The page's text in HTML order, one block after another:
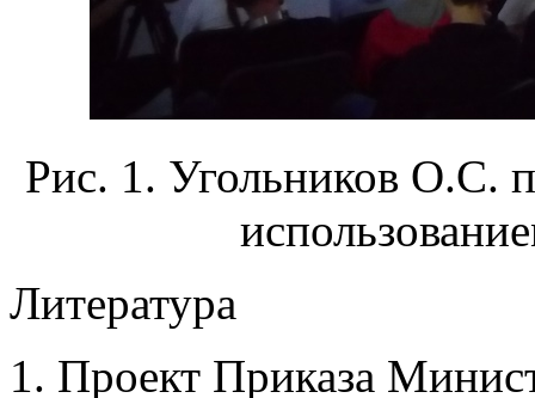
Рис. 1. Угольников О.С.
Литература
Проект Приказа